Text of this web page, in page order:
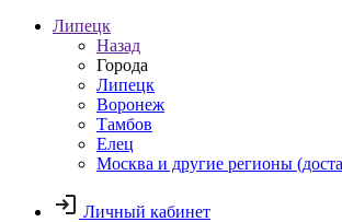
Липецк
Назад
Города
Липецк
Воронеж
Тамбов
Елец
Москва и другие регионы
Личный кабинет